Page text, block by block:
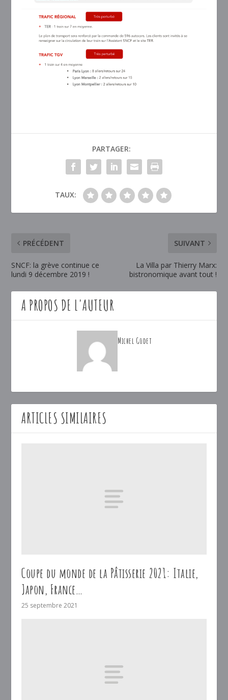
PARTAGER:
TAUX:
PRÉCÉDENT
SNCF: la grève continue ce
lundi 9 décembre 2019 !
SUIVANT
La Villa par Thierry Marx:
bistronomique avant tout !
A PROPOS DE L'AUTEUR
Michel Godet
ARTICLES SIMILAIRES
Coupe du monde de la Pâtisserie 2021: Italie,
Japon, France…
25 septembre 2021